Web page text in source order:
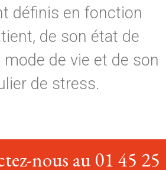
définis en fonction
de son état de
de vie et de son
de stress.
nous au 01 45 25